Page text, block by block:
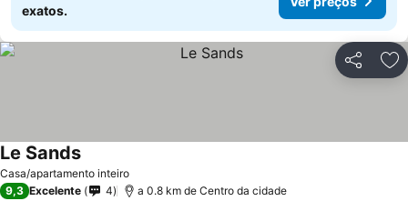
exatos.
Partilhar
Casa/apartamento inteiro
Le Sands
9,3 Excelente 4 a 0.8 km de Centro da cidade